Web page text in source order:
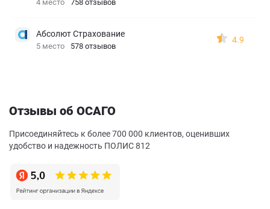
4 место 758 отзывов
Абсолют Страхование
5 место 578 отзывов
4.9
Отзывы об ОСАГО
Присоединяйтесь к более 700 000 клиентов, оценивших
удобство и надежность ПОЛИС 812